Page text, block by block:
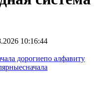
10:16:44
дорогиепо алфавиту
cначала